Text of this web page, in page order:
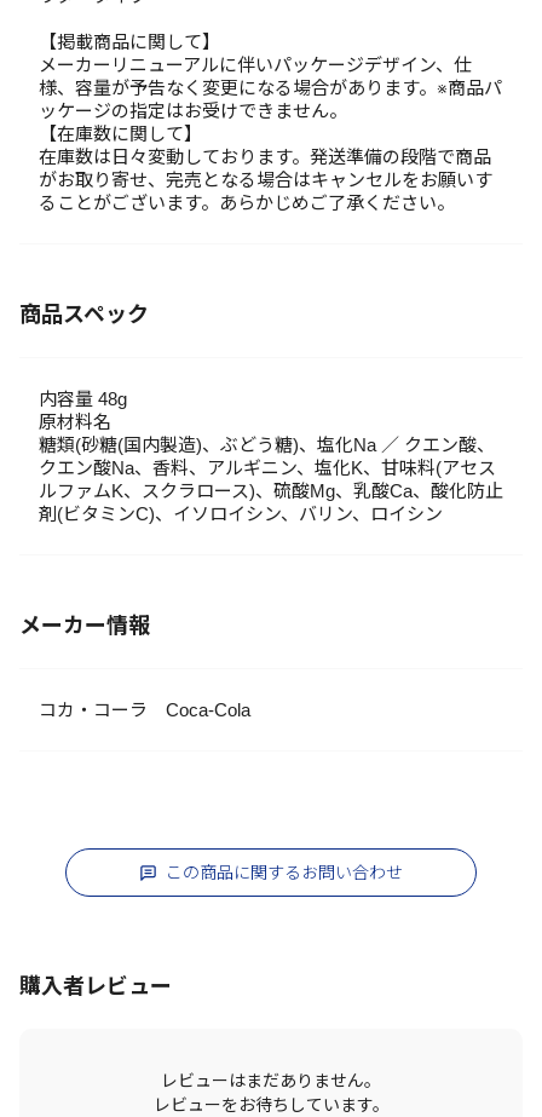
【掲載商品に関して】
メーカーリニューアルに伴いパッケージデザイン、仕
様、容量が予告なく変更になる場合があります。※商品パ
ッケージの指定はお受けできません。
【在庫数に関して】
在庫数は日々変動しております。発送準備の段階で商品
がお取り寄せ、完売となる場合はキャンセルをお願いす
ることがございます。あらかじめご了承ください。
商品スペック
内容量 48g
原材料名
糖類(砂糖(国内製造)、ぶどう糖)、塩化Na ／ クエン酸、
クエン酸Na、香料、アルギニン、塩化K、甘味料(アセス
ルファムK、スクラロース)、硫酸Mg、乳酸Ca、酸化防止
剤(ビタミンC)、イソロイシン、バリン、ロイシン
メーカー情報
コカ・コーラ Coca-Cola
この商品に関するお問い合わせ
購入者レビュー
レビューはまだありません。
レビューをお待ちしています。